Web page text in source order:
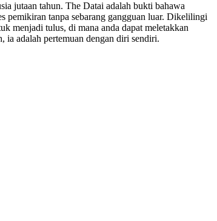
jutaan tahun. The Datai adalah bukti bahawa
pemikiran tanpa sebarang gangguan luar. Dikelilingi
menjadi tulus, di mana anda dapat meletakkan
adalah pertemuan dengan diri sendiri.